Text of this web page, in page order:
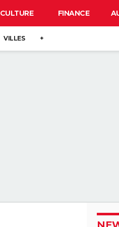
CULTURE FINANCE
VILLES +